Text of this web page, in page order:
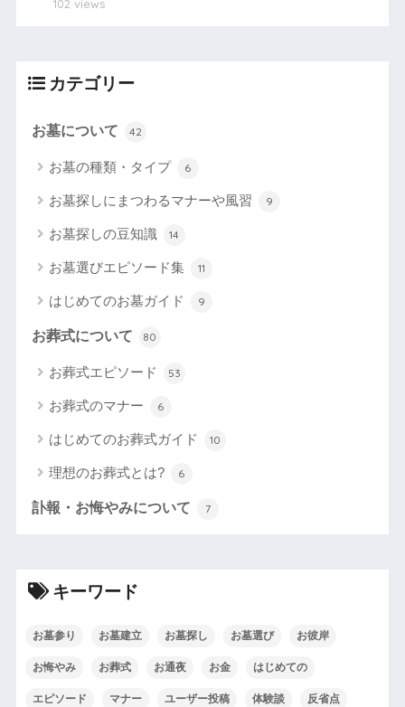
102 views
カテゴリー
お墓について 42
お墓の種類・タイプ 6
お墓探しにまつわるマナーや風習 9
お墓探しの豆知識 14
お墓選びエピソード集 11
はじめてのお墓ガイド 9
お葬式について 80
お葬式エピソード 53
お葬式のマナー 6
はじめてのお葬式ガイド 10
理想のお葬式とは? 6
訃報・お悔やみについて 7
キーワード
お墓参り お墓建立 お墓探し お墓選び お彼岸
お悔やみ お葬式 お通夜 お金 はじめての
エピソード マナー ユーザー投稿 体験談 反省点